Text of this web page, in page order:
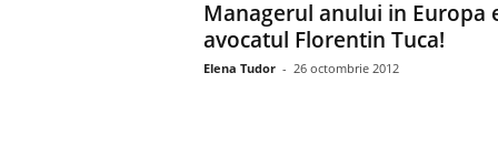
Managerul anului in Europa
avocatul Florentin Tuca!
Elena Tudor - 26 octombrie 2012